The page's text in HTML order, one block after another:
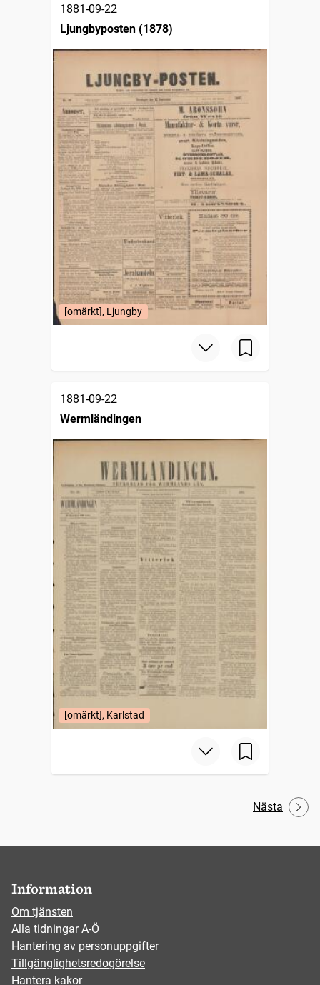
1881-09-22
Ljungbyposten (1878)
[omärkt], Ljungby
1881-09-22
Wermländingen
[omärkt], Karlstad
Nästa
Information
Om tjänsten
Alla tidningar A-Ö
Hantering av personuppgifter
Tillgänglighetsredogörelse
Hantera kakor